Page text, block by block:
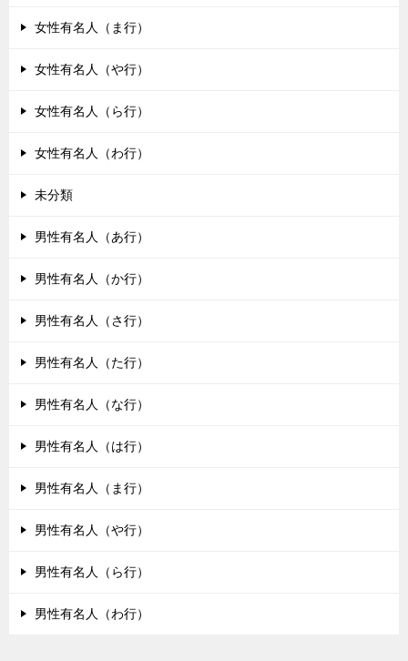
女性有名人（ま行）
女性有名人（や行）
女性有名人（ら行）
女性有名人（わ行）
未分類
男性有名人（あ行）
男性有名人（か行）
男性有名人（さ行）
男性有名人（た行）
男性有名人（な行）
男性有名人（は行）
男性有名人（ま行）
男性有名人（や行）
男性有名人（ら行）
男性有名人（わ行）